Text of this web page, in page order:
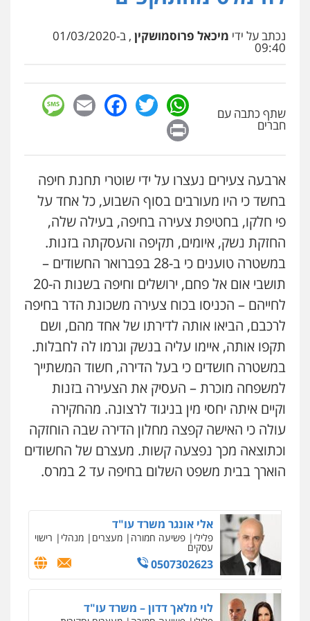
פלילי בטחוני צבאי נזיקין
עו"ד אסף גונן
פשע חמור תעבורה צבא מעצרים
וחקירות
0542255161
גל דהן – משרד עורך דין פלילי
וחקירות
0544723840
עו"ד ראוף נג'אר
פלילי עורכי דין לענייני אסירים מעצרים
סמים רכוש
0548009246
עו"ד אלון ארז
פלילי צבאי סמים אלימות במשפחה צווארון
0507368203
שחר לדובסקי, עו"ד
פלילי מעצרים וחקירות עבירות המתה עורכי
דין לענייני אסירים
0507913332
פלילי מעצרים וחקירות עורכי דין לענייני
אסירים
0505216700
עו"ד שלומי שרון
פלילי צבאי מעצרים וחקירות
0547342002
נכתב על ידי מיכאל פרוסמושקין , ב-01/03/2020
09:40
שתף כתבה עם
חברים
WhatsApp
Twitter
Facebook
Email
ארבעה צעירים נעצרו על ידי שוטרי תחנת חיפה
בחשד כי היו מעורבים בסוף השבוע, כל אחד על
פי חלקו, בחטיפת צעירה בחיפה, בעילה שלה,
החזקת נשק, איומים, תקיפה והעסקתה בזנות.
במשטרה טוענים כי ב-28 בפברואר החשודים –
תושבי אום אל פחם, ירושלים וחיפה בשנות ה-20
לחייהם – הכניסו בכוח צעירה משכונת הדר בחיפה
לרכבם, הביאו אותה לדירתו של אחד מהם, ושם
תקפו אותה, איימו עליה בנשק וגרמו לה לחבלות.
במשטרה חושדים כי בעל הדירה, חשוד המשתייך
למשפחה מוכרת – העסיק את הצעירה בזנות
וקיים איתה יחסי מין בניגוד לרצונה. מהחקירה
עולה כי האישה קפצה מחלון הדירה שבה הוחזקה
וכתוצאה מכך נפצעה קשות. מעצרם של החשודים
הוארך בבית משפט השלום בחיפה עד 2 במרס.
0507120031
עו"ד בועז קניג
ויקי שמואל – משרד עו"ד
פלילי משפט פלילי
0528959600
קורל קרוז – עורך דין פלילי
משפט פלילי
0545437431
עו"ד עלי סעדי
ומעצרים
0508824984
עו"ד שגיא אקו
פלילי מעצרים וחקירות סמים עבירות מין
עורכי דין לענייני אסירים
אלי אונגר משרד עו"ד
פלילי פשיעה חמורה מעצרים מנהלי רישוי
עסקים
0507302623
לוי מלאך דדון – משרד עו"ד
ניר קידר – צלם
0504578527